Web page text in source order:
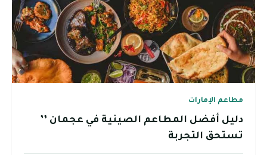
مطاعم الإمارات
دليل أفضل المطاعم الصينية في عجمان ’’
تستحق التجربة